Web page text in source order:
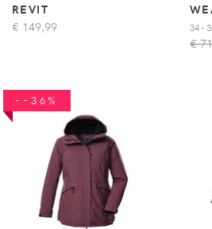
REVIT
€ 149,99 34 -
€
--36%